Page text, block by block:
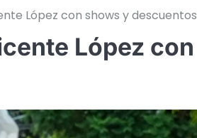
López con shows y descuentos
López con